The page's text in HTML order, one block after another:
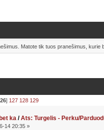
Matote tik tuos pranešimus, kurie
] 127 128 129
ka /Ats: Turgelis - Perku/
14 20:35 »